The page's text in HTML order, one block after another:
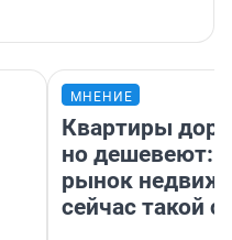
МНЕНИЕ
Квартиры
но дешевеют:
рынок
сейчас такой